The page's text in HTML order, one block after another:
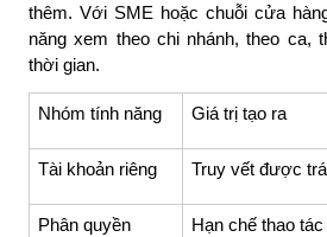
thêm. Với SME hoặc chuỗi cửa
năng xem theo chi nhánh, theo ca,
thời gian.
Nhóm tính năng Giá trị tạo ra
Tài khoản riêng Truy vết được
Phân quyền Hạn chế thao